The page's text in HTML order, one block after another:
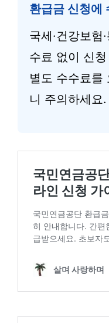
환급금 신청에
국세·건강보험
수료 없이 신
별도 수수료를
니 주의하세요.